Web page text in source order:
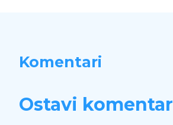
Komentari
Ostavi komentar